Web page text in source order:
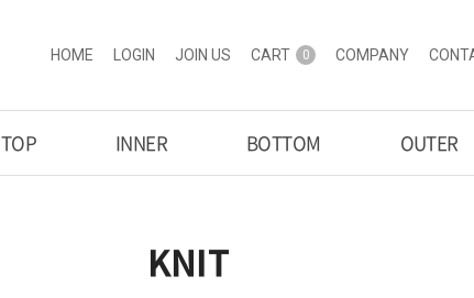
HOME LOGIN JOIN US CART 0 COMPANY
TOP INNER BOTTOM OUTER
KNIT